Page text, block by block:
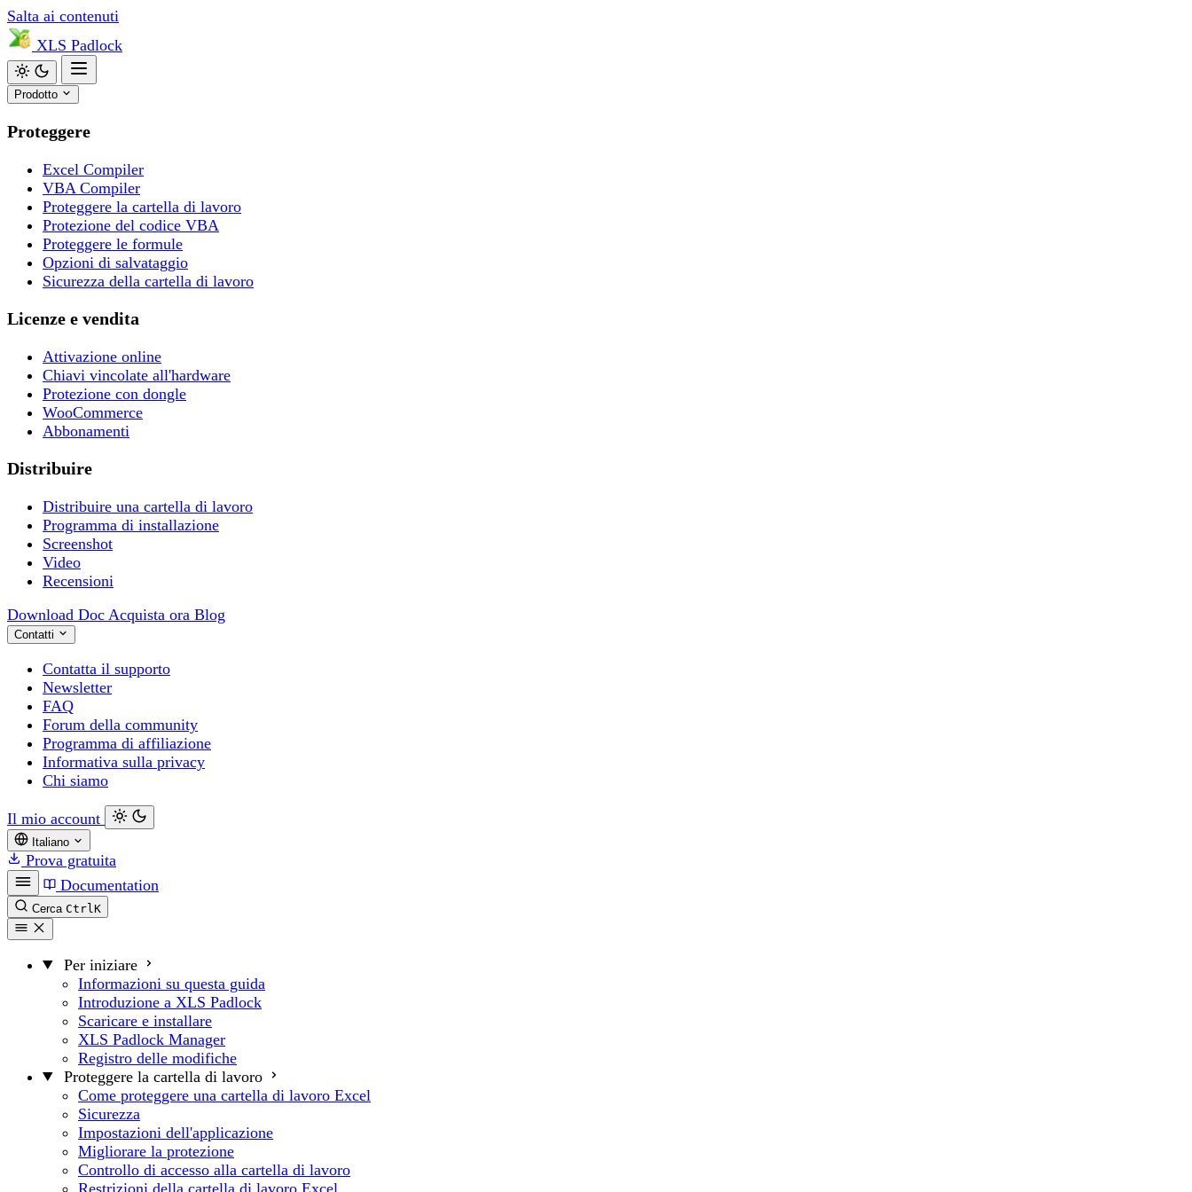
Salta ai contenuti
XLS Padlock
Prodotto
Proteggere
Excel Compiler
VBA Compiler
Proteggere la cartella di lavoro
Protezione del codice VBA
Proteggere le formule
Opzioni di salvataggio
Sicurezza della cartella di lavoro
Licenze e vendita
Attivazione online
Chiavi vincolate all'hardware
Protezione con dongle
WooCommerce
Abbonamenti
Distribuire
Distribuire una cartella di lavoro
Programma di installazione
Screenshot
Video
Recensioni
Download Doc Acquista ora Blog
Contatti
Contatta il supporto
Newsletter
FAQ
Forum della community
Programma di affiliazione
Informativa sulla privacy
Chi siamo
Il mio account
Italiano
Prova gratuita
Documentation
Cerca CtrlK
Per iniziare
Informazioni su questa guida
Introduzione a XLS Padlock
Scaricare e installare
XLS Padlock Manager
Registro delle modifiche
Proteggere la cartella di lavoro
Come proteggere una cartella di lavoro Excel
Sicurezza
Impostazioni dell'applicazione
Migliorare la protezione
Controllo di accesso alla cartella di lavoro
Restrizioni della cartella di lavoro Excel